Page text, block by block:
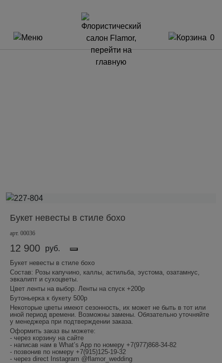
0
Букет невесты в стиле бохо
арт. 00036
Букет невесты в стиле бохо
Состав: Розы капучино, каллы, астильба, эустома, озатамнус,
эвкалипт и сухоцветы.
Цвет ленты на выбор. Ленты на спуск +200р
Бутоньерка к букету 500р
Некоторые цветы имеют сезонность, их может не быть в тот или
иной период времени. Возможны замены. Обязательно уточняйте
у менеджера при подтверждении заказа.
Оформить заказ вы можете:
- через корзину на сайте
- написав нам в What’s App по номеру +7(977)868-34-82
- позвонив по номеру +7(915)125-19-32
- через direct Instagram @flamor_wedding
12 900 руб.